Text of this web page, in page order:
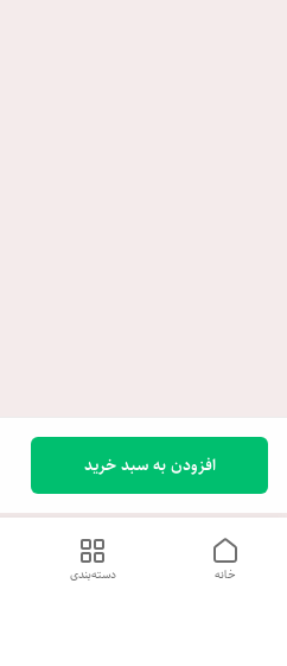
افزودن به سبد خرید
دسته‌بندی خانه